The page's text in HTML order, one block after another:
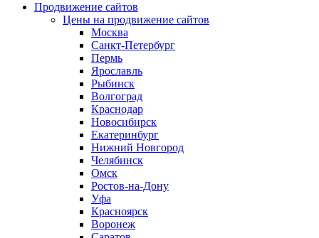
Продвижение сайтов
Цены на продвижение сайтов
Москва
Санкт-Петербург
Пермь
Ярославль
Рыбинск
Волгоград
Краснодар
Новосибирск
Екатеринбург
Нижний Новгород
Челябинск
Омск
Ростов-на-Дону
Уфа
Красноярск
Воронеж